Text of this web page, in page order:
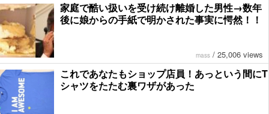
家庭で酷い扱いを受け続け離婚した男性→数年
後に娘からの手紙で明かされた事実に愕然！！
mass / 25,006 views
これであなたもショップ店員！あっという間にT
シャツをたたむ裏ワザがあった